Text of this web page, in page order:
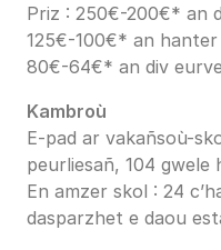
Priz : 250€-200€* an
125€-100€* an hanter
80€-64€* an div
Kambroù
E-pad ar vakañsoù-
peurliesañ, 104 gwele
En amzer skol : 24
dasparzhet e daou